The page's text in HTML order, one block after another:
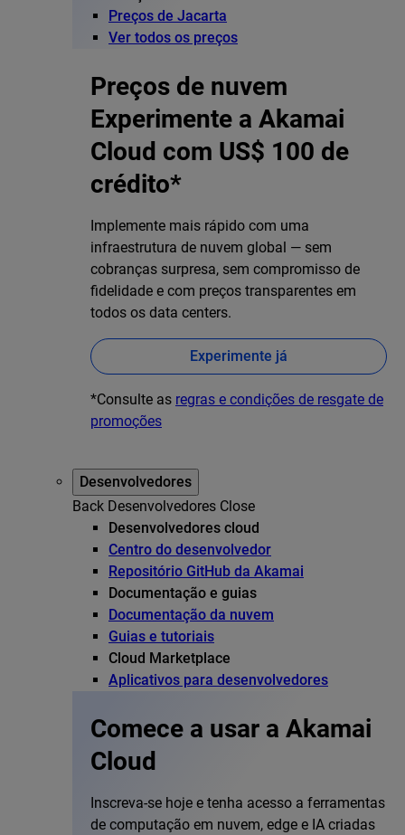
Preços de Jacarta
Ver todos os preços
Preços de nuvem
Experimente a Akamai
Cloud com US$ 100 de
crédito*
Implemente mais rápido com uma
infraestrutura de nuvem global — sem
cobranças surpresa, sem compromisso de
fidelidade e com preços transparentes em
todos os data centers.
Experimente já
*Consulte as regras e condições de resgate de
promoções
Desenvolvedores
Back Desenvolvedores Close
Desenvolvedores cloud
Centro do desenvolvedor
Repositório GitHub da Akamai
Documentação e guias
Documentação da nuvem
Guias e tutoriais
Cloud Marketplace
Aplicativos para desenvolvedores
Comece a usar a Akamai
Cloud
Inscreva-se hoje e tenha acesso a ferramentas
de computação em nuvem, edge e IA criadas